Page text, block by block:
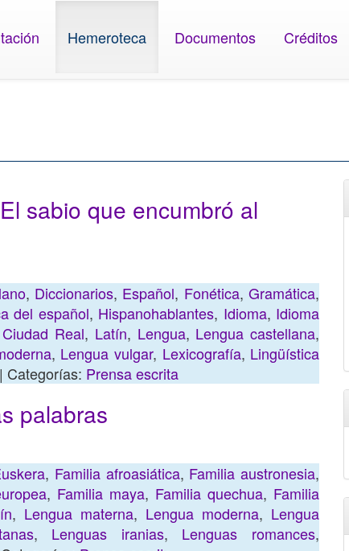
Hemeroteca Documentos Créditos
sabio que encumbró al
, Diccionarios, Español, Fonética,Gramática,
del español, Hispanohablantes, Idioma, Idioma
Real, Latín, Lengua, Lengua castellana,
, Lengua vulgar, Lexicografía, Lingüística
| Categorías: Prensa escrita
palabras
, Familia afroasiática, Familia austronesia,
, Familia maya, Familia quechua, Familia
, Lengua materna, Lengua moderna, Lengua
, Lenguas iranias, Lenguas romances,